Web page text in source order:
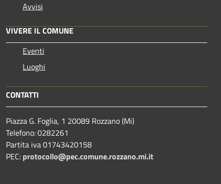
Avvisi
VIVERE IL COMUNE
Eventi
Luoghi
CONTATTI
Piazza G. Foglia, 1 20089 Rozzano (Mi)
Telefono: 0282261
Partita iva 01743420158
PEC: protocollo@pec.comune.rozzano.mi.it